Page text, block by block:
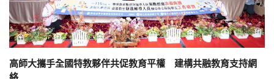
高師大攜手全國特教夥伴共促教育平權 建構共融教育支持網